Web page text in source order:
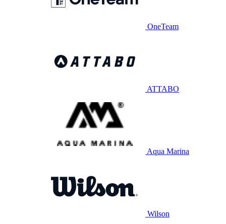
OneTeam
ATTABO
Aqua Marina
Wilson